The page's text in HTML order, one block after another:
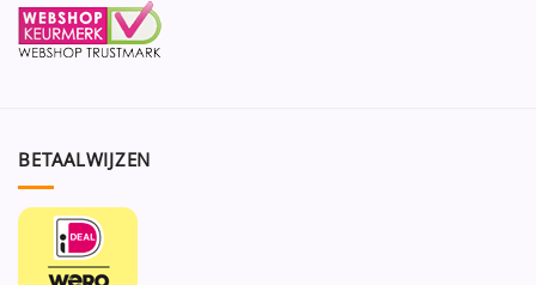
BETAALWIJZEN